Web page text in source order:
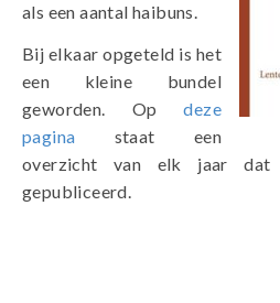
als een aantal haibuns.
Bij elkaar opgeteld is het
een kleine bundel
geworden. Opdeze
pagina staat een
overzicht van elk jaar
gepubliceerd.